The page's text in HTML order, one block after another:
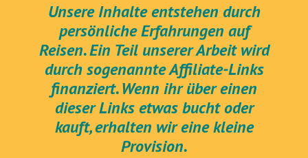
Unsere Inhalte entstehen durch
persönliche Erfahrungen auf
Reisen. Ein Teil unserer Arbeit wird
durch sogenannte Affiliate-Links
finanziert. Wenn ihr über einen
dieser Links etwas bucht oder
kauft, erhalten wir eine kleine
Provision.